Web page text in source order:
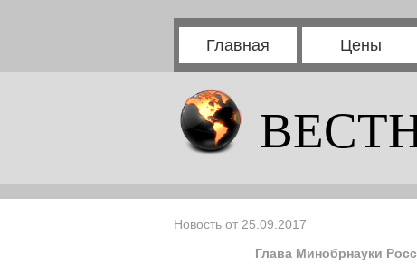
Главная Цены
Новость от 25.09.2017
Глава Минобрнауки